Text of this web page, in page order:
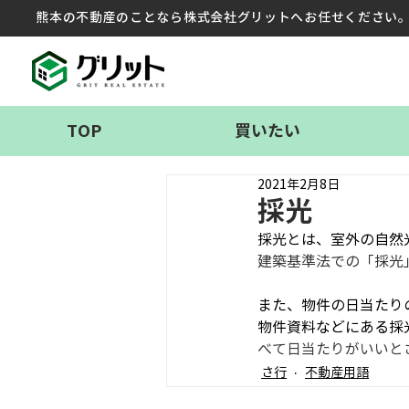
熊本の不動産のことなら株式会社グリットへお任せください
TOP 買いたい
採光
2021年2月8日
採光とは、室外の自然
建築基準法での「採
また、物件の日当た
物件資料などにある
べて日当たりがいいと
さ行 不動産用語